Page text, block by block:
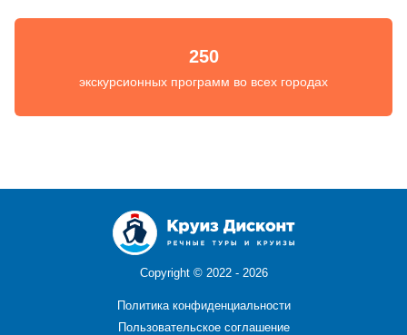
250
экскурсионных программ во всех городах
Copyright © 2022 - 2026
Политика конфиденциальности
Пользовательское соглашение